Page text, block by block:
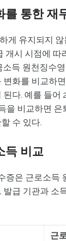
통한 재
게 유지되지 않
개시 시점에 따
소득 원천징수
화를 비교하
다. 예를 들어
을 비교하면 은
수 있다.
득 비교
증은 근로소득
급 기관과 소
근